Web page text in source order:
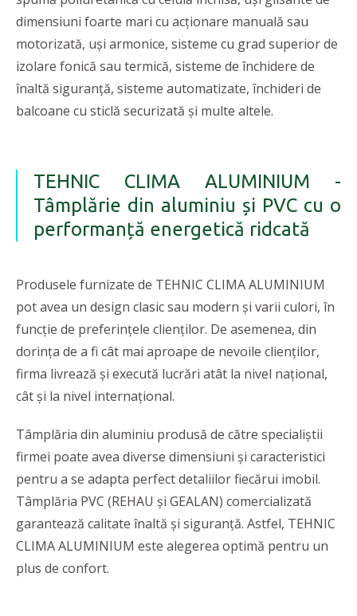
dimensiuni foarte mari cu acționare manuală sau
motorizată, uși armonice, sisteme cu grad superior de
izolare fonică sau termică, sisteme de închidere de
înaltă siguranță, sisteme automatizate, închideri de
balcoane cu sticlă securizată și multe altele.
TEHNIC CLIMA ALUMINIUM -
Tâmplărie din aluminiu și PVC cu o
performanță energetică ridcată
Produsele furnizate de TEHNIC CLIMA ALUMINIUM
pot avea un design clasic sau modern și varii culori, în
funcție de preferințele clienților. De asemenea, din
dorința de a fi cât mai aproape de nevoile clienților,
firma livrează și execută lucrări atât la nivel național,
cât și la nivel internațional.
Tâmplăria din aluminiu produsă de către specialiștii
firmei poate avea diverse dimensiuni și caracteristici
pentru a se adapta perfect detaliilor fiecărui imobil.
Tâmplăria PVC (REHAU și GEALAN) comercializată
garantează calitate înaltă și siguranță. Astfel, TEHNIC
CLIMA ALUMINIUM este alegerea optimă pentru un
plus de confort.